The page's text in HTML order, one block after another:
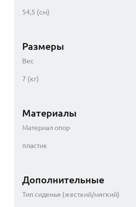
54,5 (см)
Размеры
Вес
7 (кг)
Материалы
Материал опор
пластик
Дополнительные
Тип сиденья (жесткий/мягкий)